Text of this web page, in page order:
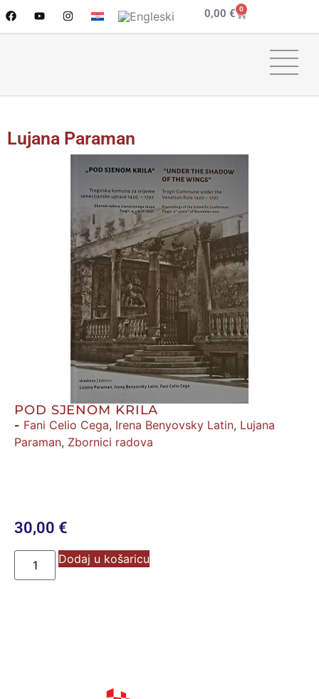
0,00 € 0
Lujana Paraman
POD SJENOM KRILA
- Fani Celio Cega, Irena Benyovsky Latin, Lujana
Paraman, Zbornici radova
30,00 €
Dodaj u košaricu